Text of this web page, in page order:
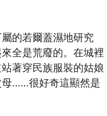
的若爾蓋濕地研究
全是荒廢的。在城裡
著穿民族服裝的姑娘
母……很好奇這顯然是